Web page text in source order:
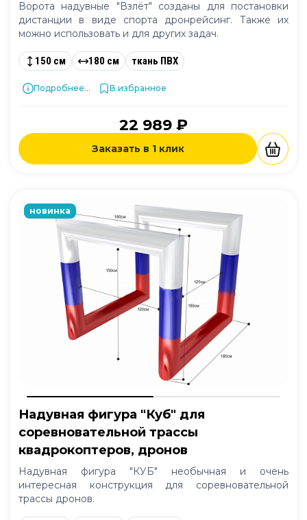
Ворота надувные "Взлёт" созданы для постановки
дистанции в виде спорта дронрейсинг. Также их
можно использовать и для других задач.
150 см 180 см ткань ПВХ
Подробнее... В избранное
22 989 ₽
Заказать в 1 клик
новинка
Надувная фигура "Куб" для
соревновательной трассы
квадрокоптеров, дронов
Надувная фигура "КУБ" необычная и очень
интересная конструкция для соревновательной
трассы дронов.